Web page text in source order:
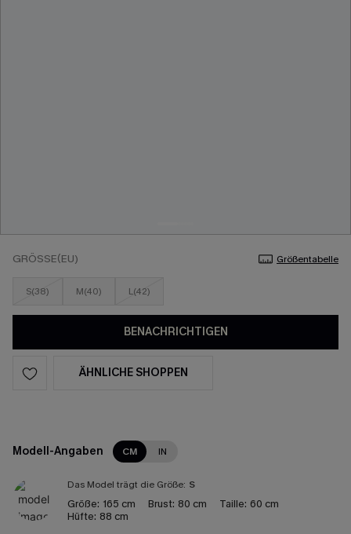
GRÖSSE(EU) Größentabelle
S(38) M(40) L(42)
BENACHRICHTIGEN
ÄHNLICHE SHOPPEN
Modell-Angaben CM IN
Das Model trägt die Größe: S
Größe: 165 cm Brust: 80 cm Taille: 60 cm
Hüfte: 88 cm